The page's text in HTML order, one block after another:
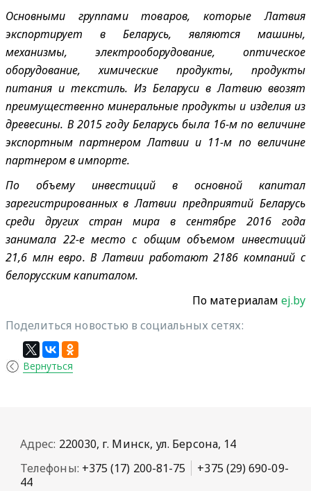
Основными группами товаров, которые Латвия
экспортирует в Беларусь, являются машины,
механизмы, электрооборудование, оптическое
оборудование, химические продукты, продукты
питания и текстиль. Из Беларуси в Латвию ввозят
преимущественно минеральные продукты и изделия из
древесины. В 2015 году Беларусь была 16-м по величине
экспортным партнером Латвии и 11-м по величине
партнером в импорте.
По объему инвестиций в основной капитал
зарегистрированных в Латвии предприятий Беларусь
среди других стран мира в сентябре 2016 года
занимала 22-е место с общим объемом инвестиций
21,6 млн евро. В Латвии работают 2186 компаний с
белорусским капиталом.
По материалам ej.by
Поделиться новостью в социальных сетях:
Вернуться
Адрес: 220030, г. Минск, ул. Берсона, 14
Телефоны: +375 (17) 200-81-75
+375 (29) 690-09-
44